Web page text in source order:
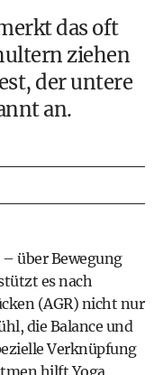
das oft
ziehen
der untere
an.
über Bewegung
es nach
(AGR) nicht nur
die Balance und
Verknüpfung
hilft Yoga